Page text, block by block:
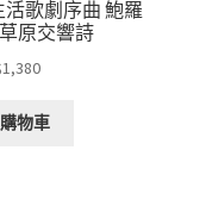
歌劇序曲 鮑羅
原交響詩
1,380
物車